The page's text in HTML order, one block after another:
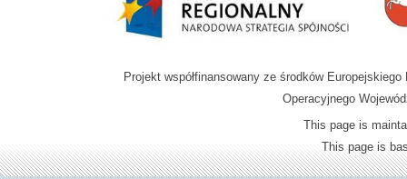
Projekt współfinansowany ze środków
Operacyjnego
This page is
This page is